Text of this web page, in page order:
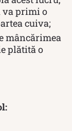
va primi o
cuiva;
mâncărimea
plătită o